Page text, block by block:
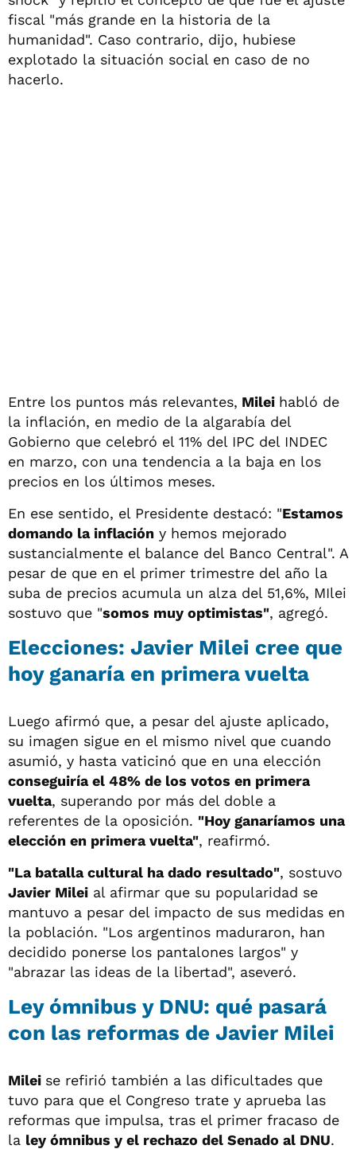
fiscal "más grande en la historia de la
humanidad". Caso contrario, dijo, hubiese
explotado la situación social en caso de no
hacerlo.
Entre los puntos más relevantes, Milei habló de
la inflación, en medio de la algarabía del
Gobierno que celebró el 11% del IPC del INDEC
en marzo, con una tendencia a la baja en los
precios en los últimos meses.
En ese sentido, el Presidente destacó: "Estamos
domando la inflación y hemos mejorado
sustancialmente el balance del Banco Central". A
pesar de que en el primer trimestre del año la
suba de precios acumula un alza del 51,6%, MIlei
sostuvo que "somos muy optimistas", agregó.
Elecciones: Javier Milei cree que
hoy ganaría en primera vuelta
Luego afirmó que, a pesar del ajuste aplicado,
su imagen sigue en el mismo nivel que cuando
asumió, y hasta vaticinó que en una elección
conseguiría el 48% de los votos en primera
vuelta, superando por más del doble a
referentes de la oposición. "Hoy ganaríamos una
elección en primera vuelta", reafirmó.
"La batalla cultural ha dado resultado", sostuvo
Javier Milei al afirmar que su popularidad se
mantuvo a pesar del impacto de sus medidas en
la población. "Los argentinos maduraron, han
decidido ponerse los pantalones largos" y
"abrazar las ideas de la libertad", aseveró.
Ley ómnibus y DNU: qué pasará
con las reformas de Javier Milei
Milei se refirió también a las dificultades que
tuvo para que el Congreso trate y aprueba las
reformas que impulsa, tras el primer fracaso de
la ley ómnibus y el rechazo del Senado al DNU.